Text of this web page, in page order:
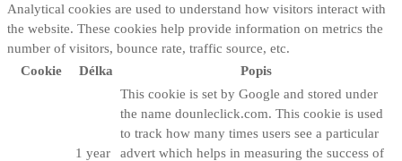
Analytical cookies are used to understand how visitors interact with
the website. These cookies help provide information on metrics the
number of visitors, bounce rate, traffic source, etc.
Cookie
Délka Popis
1 year
This cookie is set by Google and stored under
the name dounleclick.com. This cookie is used
to track how many times users see a particular
advert which helps in measuring the success of